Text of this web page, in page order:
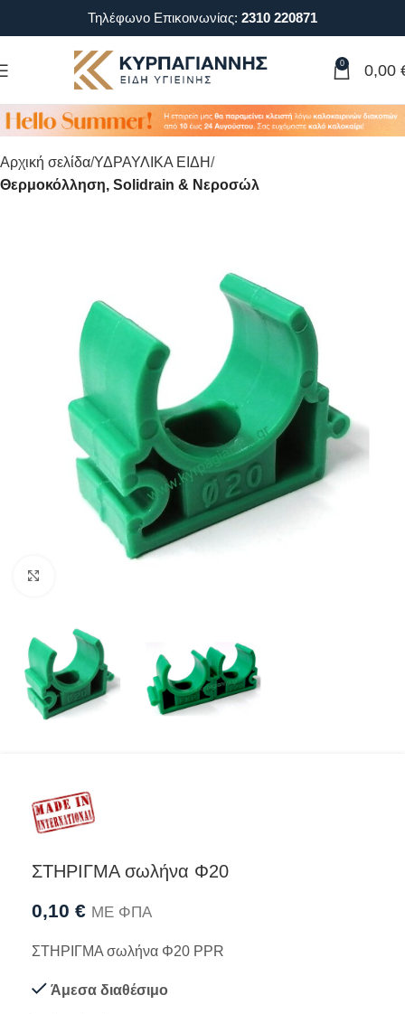
Τηλέφωνο Επικοινωνίας: 2310 220871
0 0,00
Αρχική σελίδα ΥΔΡΑΥΛΙΚΑ ΕΙΔΗ
Θερμοκόλληση, Solidrain & Νεροσώλ
ΣΤΗΡΙΓΜΑ σωλήνα Φ20
0,10 € ΜΕ ΦΠΑ
ΣΤΗΡΙΓΜΑ σωλήνα Φ20 PPR
Άμεσα διαθέσιμο